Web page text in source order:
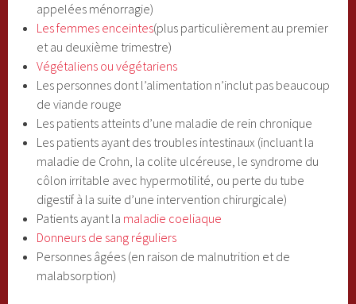
appelées ménorragie)
Les femmes enceintes(plus particulièrement au premier
et au deuxième trimestre)
Végétaliens ou végétariens
Les personnes dont l’alimentation n’inclut pas beaucoup
de viande rouge
Les patients atteints d’une maladie de rein chronique
Les patients ayant des troubles intestinaux (incluant la
maladie de Crohn, la colite ulcéreuse, le syndrome du
côlon irritable avec hypermotilité, ou perte du tube
digestif à la suite d’une intervention chirurgicale)
Patients ayant la maladie coeliaque
Donneurs de sang réguliers
Personnes âgées (en raison de malnutrition et de
malabsorption)